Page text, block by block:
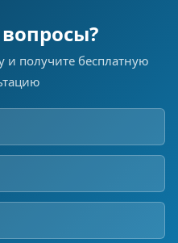
и получите бесплатную